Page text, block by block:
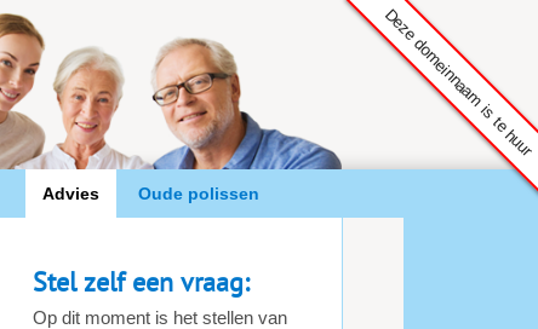
Advies Oude polissen
Stel zelf een vraag:
Op dit moment is het stellen van
Deze domeinnaam is te huur